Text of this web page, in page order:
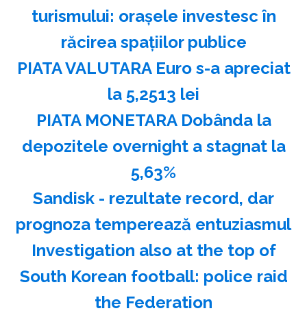
turismului: oraşele investesc în
răcirea spaţiilor publice
PIATA VALUTARA Euro s-a apreciat
la 5,2513 lei
PIATA MONETARA Dobânda la
depozitele overnight a stagnat la
5,63%
Sandisk - rezultate record, dar
prognoza temperează entuziasmul
Investigation also at the top of
South Korean football: police raid
the Federation